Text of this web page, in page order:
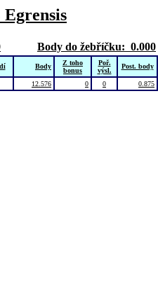
Egrensis
Body do žebříčku: 0.000
Body
Z toho
bonus
Poř.
výsl.
Post. body
12.576 0 0 0.875